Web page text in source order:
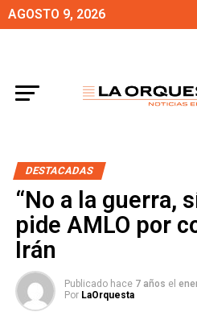
AGOSTO 9, 2026
DESTACADAS
“No a la guerra,
pide AMLO por
Irán
Publicado hace 7 años el
Por LaOrquesta